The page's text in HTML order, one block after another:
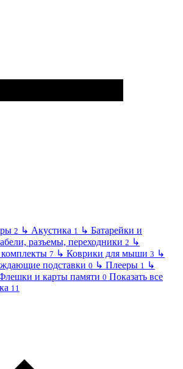
2 ↳ Акустика 1 ↳ Батарейки и
разъемы, переходники 2 ↳
7 ↳ Коврики для мыши 3 ↳
подставки 0 ↳ Плееры 1 ↳
и карты памяти 0 Показать все
11